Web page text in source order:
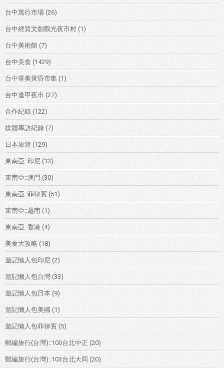
台中篤行市場 (26)
台中經貿文創觀光夜市村 (1)
台中美術館 (7)
台中美食 (1429)
台中華美黃昏市集 (1)
台中逢甲夜市 (27)
合作紀錄 (122)
媒體專訪紀錄 (7)
日本旅遊 (129)
東南亞::印尼 (13)
東南亞::澳門 (30)
東南亞::菲律賓 (51)
東南亞::越南 (1)
東南亞::香港 (4)
美食大攻略 (18)
遊記懶人包印尼 (2)
遊記懶人包台灣 (33)
遊記懶人包日本 (9)
遊記懶人包美國 (1)
遊記懶人包菲律賓 (5)
郵編旅行(台灣)::100台北中正 (20)
郵編旅行(台灣)::103台北大同 (20)